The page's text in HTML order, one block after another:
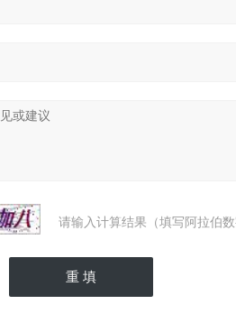
请输入计算结果（填写阿拉伯